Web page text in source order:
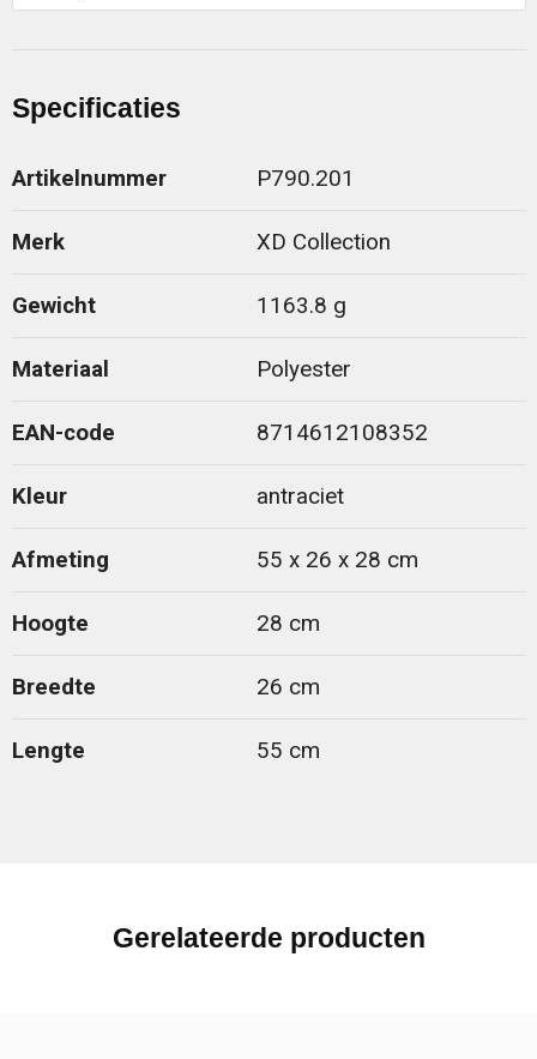
Specificaties
Artikelnummer P790.201
Merk XD Collection
Gewicht 1163.8 g
Materiaal Polyester
EAN-code 8714612108352
Kleur antraciet
Afmeting 55 x 26 x 28 cm
Hoogte 28 cm
Breedte 26 cm
Lengte 55 cm
Gerelateerde producten